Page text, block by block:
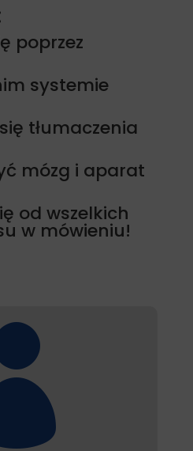
poprzez
systemie
tłumaczenia
mózg i aparat
od wszelkich
w mówieniu!